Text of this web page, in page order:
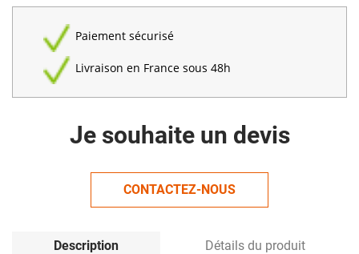
Paiement sécurisé
Livraison en France sous 48h
Je souhaite un devis
CONTACTEZ-NOUS
Description Détails du produit